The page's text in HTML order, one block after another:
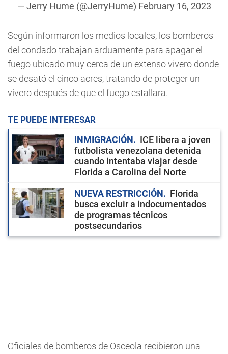
— Jerry Hume (@JerryHume) February 16, 2023
Según informaron los medios locales, los bomberos
del condado trabajan arduamente para apagar el
fuego ubicado muy cerca de un extenso vivero donde
se desató el cinco acres, tratando de proteger un
vivero después de que el fuego estallara.
TE PUEDE INTERESAR
INMIGRACIÓN
ICE libera a joven
futbolista venezolana detenida
cuando intentaba viajar desde
Florida a Carolina del Norte
NUEVA RESTRICCIÓN
Florida
busca excluir a indocumentados
de programas técnicos
postsecundarios
Oficiales de bomberos de Osceola recibieron una